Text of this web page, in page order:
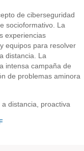
de ciberseguridad
socioformativo. La
experiencias
equipos para resolver
distancia. La
intensa campaña de
de problemas aminora
distancia, proactiva